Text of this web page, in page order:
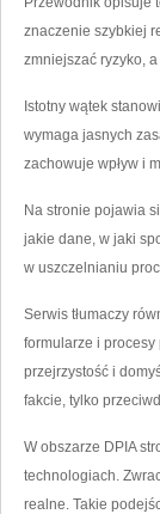
znaczenie szybkiej
zmniejszać ryzyko,
Istotny wątek
wymaga jasnych
zachowuje wpływ i
Na stronie pojawia
jakie dane, w jaki
w uszczelnianiu
Serwis tłumaczy
formularze i
przejrzystość i
fakcie, tylko
W obszarze DPIA
technologiach.
realne. Takie